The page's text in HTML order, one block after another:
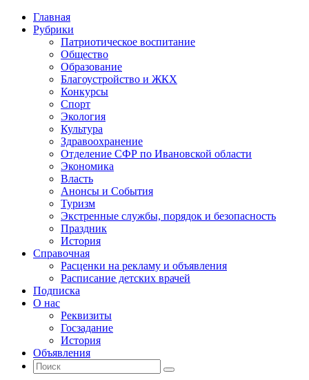
Главная
Рубрики
Патриотическое воспитание
Общество
Образование
Благоустройство и ЖКХ
Конкурсы
Спорт
Экология
Культура
Здравоохранение
Отделение СФР по Ивановской области
Экономика
Власть
Анонсы и События
Туризм
Экстренные службы, порядок и безопасность
Праздник
История
Справочная
Расценки на рекламу и объявления
Расписание детских врачей
Подписка
О нас
Реквизиты
Госзадание
История
Объявления
Поиск
Искать:
Поиск